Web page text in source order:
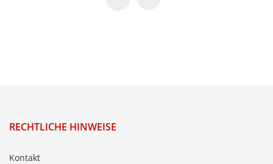
RECHTLICHE HINWEISE
Kontakt